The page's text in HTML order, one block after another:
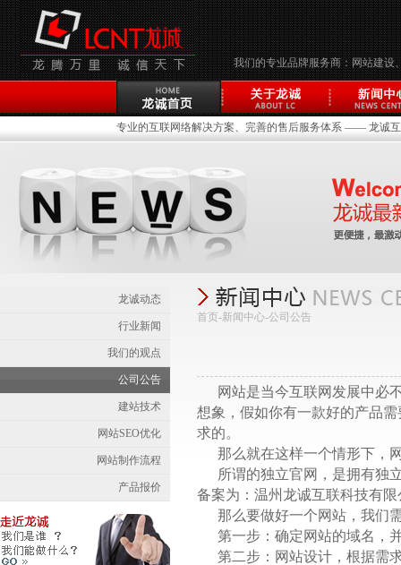
我们的专业品牌服务商：网站建设
专业的互联网络解决方案、完善的售后服务体系 —— 龙诚
龙诚动态
行业新闻
我们的观点
公司公告
建站技术
网站SEO优化
网站制作流程
产品报价
首页-新闻中心-公司公告
网站是当今互联网发展中必
想象，假如你有一款好的产品
求的。
那么就在这样一个情形下，
所谓的独立官网，是拥有独
备案为：温州龙诚互联科技有限
那么要做好一个网站，我们
第一步：确定网站的域名，
第二步： 网站设计 ，根据需